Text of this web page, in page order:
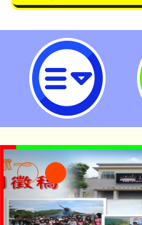
neilrpjhstyc